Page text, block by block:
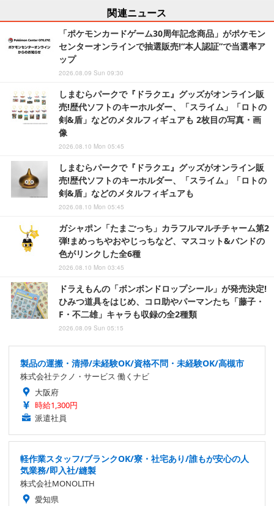
関連ニュース
「ポケモンカードゲーム30周年記念商品」がポケモン
センターオンラインで抽選販売!“本人認証”で当選率ア
ップ
2026.08.09 Sun 09:30
しまむらパークで『ドラクエ』グッズがオンライン販
売!歴代ソフトのキーホルダー、「スライム」「ロトの
剣&盾」などのメタルフィギュアも 2枚目の写真・画
像
2026.08.10 Mon 05:45
しまむらパークで『ドラクエ』グッズがオンライン販
売!歴代ソフトのキーホルダー、「スライム」「ロトの
剣&盾」などのメタルフィギュアも
2026.08.10 Mon 05:45
ガシャポン「たまごっち」カラフルマルチチャーム第2
弾!まめっちやおやじっちなど、マスコット&バンドの
色がリンクした全6種
2026.08.10 Mon 03:45
ドラえもんの「ボンボンドロップシール」が発売決定!
ひみつ道具をはじめ、コロ助やパーマンたち「藤子・
F・不二雄」キャラも収録の全2種類
2026.08.09 Sun 05:15
製品の運搬・清掃/未経験OK/資格不問・未経験OK/高槻市
株式会社テクノ・サービス 働くナビ
大阪府
時給1,300円
派遣社員
軽作業スタッフ/ブランクOK/寮・社宅あり/誰もが安心の人
気業務/即入社/縫製
株式会社MONOLITH
愛知県